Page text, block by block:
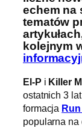
echem na
tematów
kolejnym
El-P i Killer
ostatnich 3
formacja
popularna na